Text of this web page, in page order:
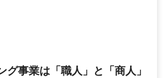
グ事業は「職人」と「商人」